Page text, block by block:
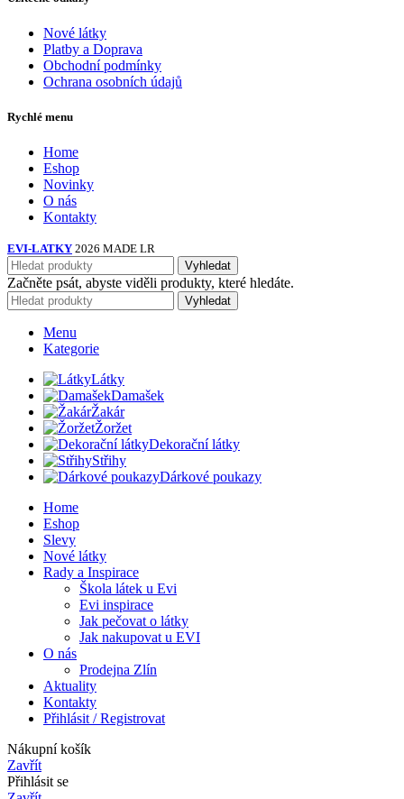
Nové látky
Platby a Doprava
Obchodní podmínky
Ochrana osobních údajů
Rychlé menu
Home
Eshop
Novinky
O nás
Kontakty
EVI-LATKY 2026 MADE LR
Vyhledat
Začněte psát, abyste viděli produkty, které hledáte.
Vyhledat
Menu
Kategorie
Látky
Damašek
Žakár
Žoržet
Dekorační látky
Střihy
Dárkové poukazy
Home
Eshop
Slevy
Nové látky
Rady a Inspirace
Škola látek u Evi
Evi inspirace
Jak pečovat o látky
Jak nakupovat u EVI
O nás
Prodejna Zlín
Aktuality
Kontakty
Přihlásit / Registrovat
Nákupní košík
Zavřít
Přihlásit se